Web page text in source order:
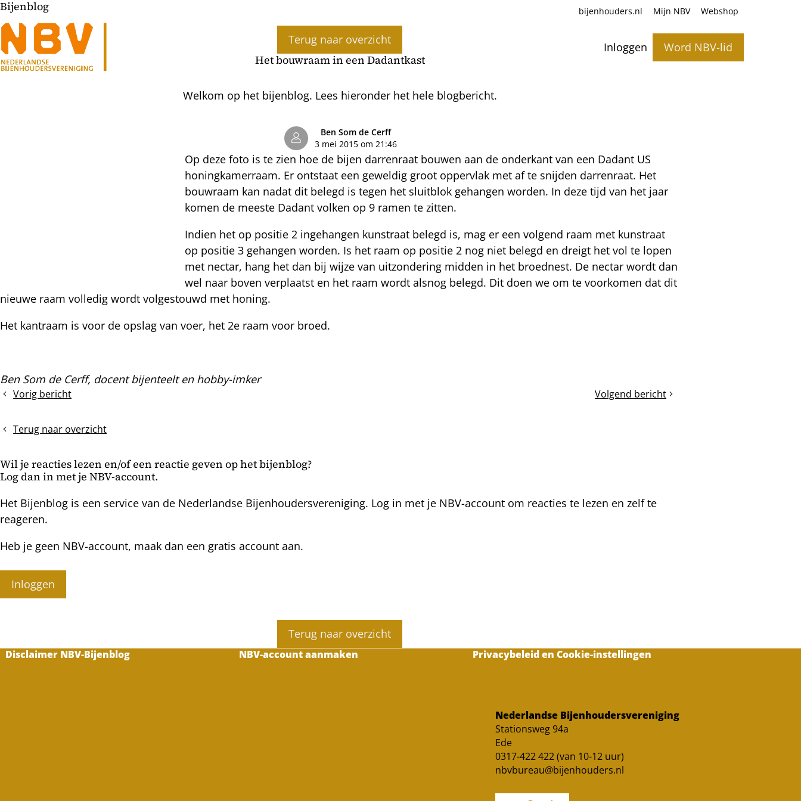
Inloggen Word NBV-lid
bijenhouders.nl Mijn NBV Webshop
Bijenblog
Terug naar overzicht
Het bouwraam in een Dadantkast
Welkom op het bijenblog. Lees hieronder het hele blogbericht.
Ben Som de Cerff
3 mei 2015 om 21:46
Op deze foto is te zien hoe de bijen darrenraat bouwen aan de onderkant van een Dadant US
honingkamerraam. Er ontstaat een geweldig groot oppervlak met af te snijden darrenraat. Het
bouwraam kan nadat dit belegd is tegen het sluitblok gehangen worden. In deze tijd van het jaar
komen de meeste Dadant volken op 9 ramen te zitten.
Indien het op positie 2 ingehangen kunstraat belegd is, mag er een volgend raam met kunstraat
op positie 3 gehangen worden. Is het raam op positie 2 nog niet belegd en dreigt het vol te lopen
met nectar, hang het dan bij wijze van uitzondering midden in het broednest. De nectar wordt dan
wel naar boven verplaatst en het raam wordt alsnog belegd. Dit doen we om te voorkomen dat dit
nieuwe raam volledig wordt volgestouwd met honing.
Het kantraam is voor de opslag van voer, het 2e raam voor broed.
Ben Som de Cerff, docent bijenteelt en hobby-imker
Vorig bericht
De
Volgend bericht
Broed
Terug naar overzicht
Wil je reacties lezen en/of een reactie geven op het bijenblog?
Log dan in met je NBV-account.
Het Bijenblog is een service van de Nederlandse Bijenhoudersvereniging. Log in met je NBV-account om reacties te lezen en zelf te
reageren.
Heb je geen NBV-account, maak dan een gratis account aan.
Inloggen
Terug naar overzicht
Disclaimer NBV-Bijenblog NBV-account aanmaken Privacybeleid en Cookie-instellingen
Nederlandse Bijenhoudersvereniging
Stationsweg 94a
Ede
0317-422 422 (van 10-12 uur)
nbvbureau@bijenhouders.nl